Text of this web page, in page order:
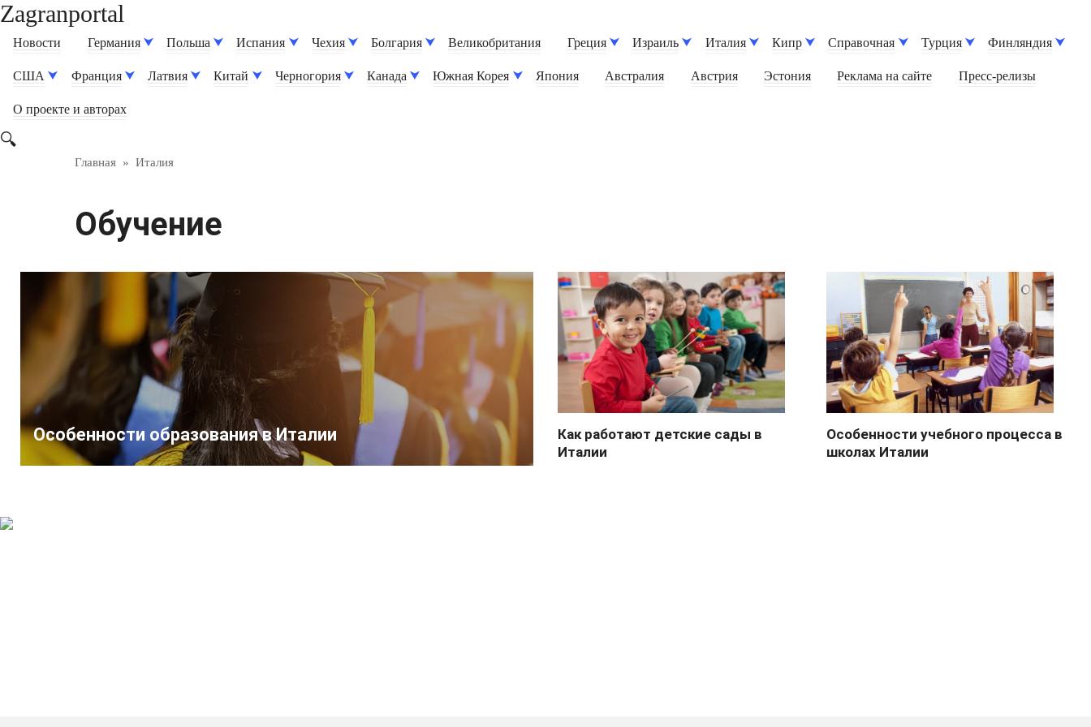
Перейти
Zagranportal
Новости Германия Польша Испания Чехия Болгария Великобритания Греция Израиль Италия Кипр Справочная Турция Финляндия
США Франция Латвия Китай Черногория Канада Южная Корея Япония Австралия Австрия Эстония Реклама на сайте Пресс-релизы
О проекте и авторах
Главная » Италия
Обучение
Особенности образования в Италии
Как работают детские сады в
Италии
Особенности учебного процесса в
школах Италии